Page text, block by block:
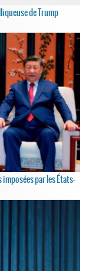
de Trump
par les États-